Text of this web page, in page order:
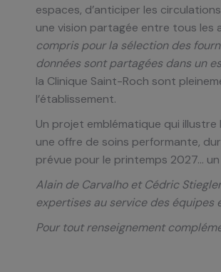
espaces, d’anticiper les
une vision partagée entre tous les
compris pour la sélection des
données sont partagées dans un
la Clinique Saint-Roch sont
l’établissement.
Un projet emblématique qui
une offre de soins performante,
prévue pour le printemps 2027… un
Alain de Carvalho et Cédric
expertises au service des équipes
Pour tout renseignement